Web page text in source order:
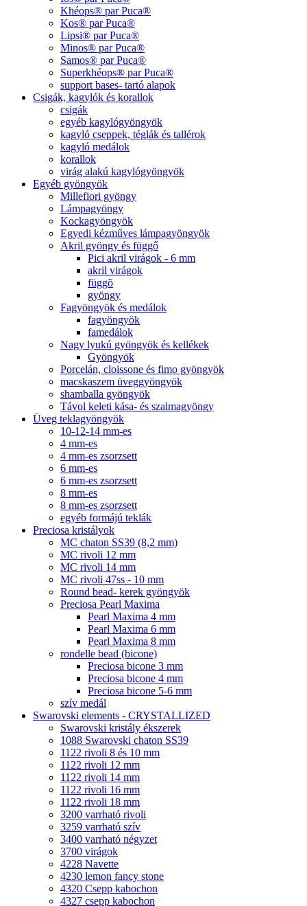
Khéops® par Puca®
Kos® par Puca®
Lipsi® par Puca®
Minos® par Puca®
Samos® par Puca®
Superkhéops® par Puca®
support bases- tartó alapok
Csigák, kagylók és korallok
csigák
egyéb kagylógyöngyök
kagyló cseppek, téglák és tallérok
kagyló medálok
korallok
virág alakú kagylógyöngyök
Egyéb gyöngyök
Millefiori gyöngy
Lámpagyöngy
Kockagyöngyök
Egyedi kézműves lámpagyöngyök
Akril gyöngy és függő
Pici akril virágok - 6 mm
akril virágok
függõ
gyöngy
Fagyöngyök és medálok
fagyöngyök
famedálok
Nagy lyukú gyöngyök és kellékek
Gyöngyök
Porcelán, cloissone és fimo gyöngyök
macskaszem üveggyöngyök
shamballa gyöngyök
Távol keleti kása- és szalmagyöngy
Üveg teklagyöngyök
10-12-14 mm-es
4 mm-es
4 mm-es zsorzsett
6 mm-es
6 mm-es zsorzsett
8 mm-es
8 mm-es zsorzsett
egyéb formájú teklák
Preciosa kristályok
MC chaton SS39 (8,2 mm)
MC rivoli 12 mm
MC rivoli 14 mm
MC rivoli 47ss - 10 mm
Round bead- kerek gyöngyök
Preciosa Pearl Maxima
Pearl Maxima 4 mm
Pearl Maxima 6 mm
Pearl Maxima 8 mm
rondelle bead (bicone)
Preciosa bicone 3 mm
Preciosa bicone 4 mm
Preciosa bicone 5-6 mm
szív medál
Swarovski elements - CRYSTALLIZED
Swarovski kristály ékszerek
1088 Swarovski chaton SS39
1122 rivoli 8 és 10 mm
1122 rivoli 12 mm
1122 rivoli 14 mm
1122 rivoli 16 mm
1122 rivoli 18 mm
3200 varrható rivoli
3259 varrható szív
3400 varrható négyzet
3700 virágok
4228 Navette
4230 lemon fancy stone
4320 Csepp kabochon
4327 csepp kabochon